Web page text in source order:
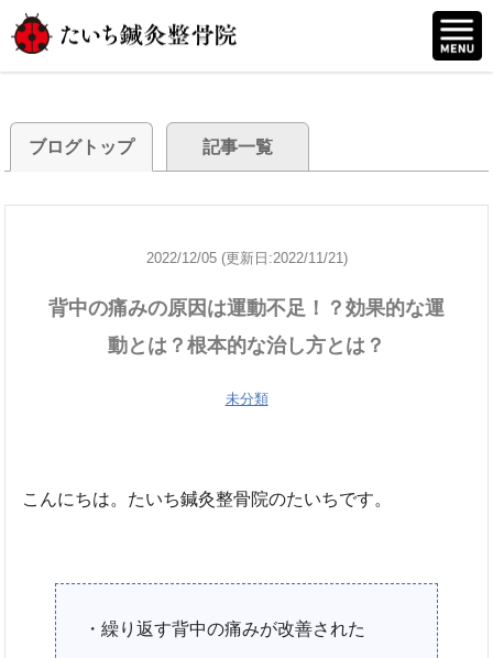
ブログトップ 記事一覧
2022/12/05 (更新日:2022/11/21)
背中の痛みの原因は運動不足！？効果的な運
動とは？根本的な治し方とは？
未分類
こんにちは。たいち鍼灸整骨院のたいちです。
・繰り返す背中の痛みが改善された